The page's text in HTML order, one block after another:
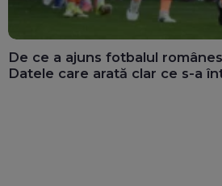
De ce a ajuns fotbalul
Datele care arată clar ce s-a